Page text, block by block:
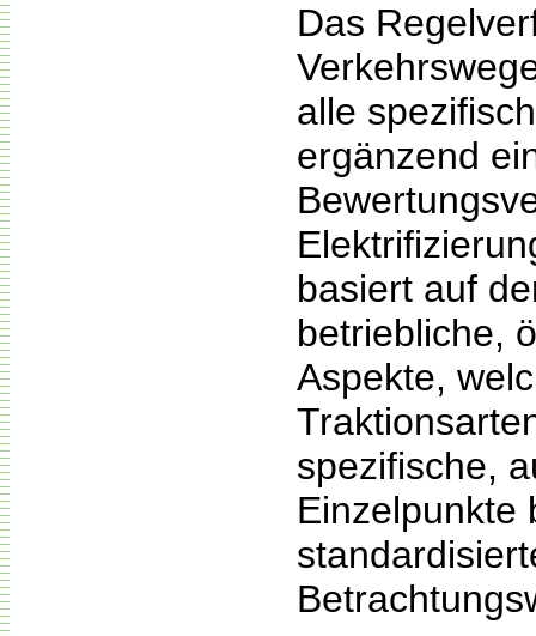
Das
alle
ergänzend
basiert auf
betriebliche,
Aspekte,
spezifische,
Einzelpunkte